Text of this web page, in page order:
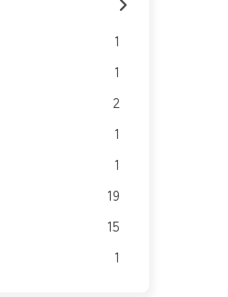
1
1
2
1
1
19
15
1